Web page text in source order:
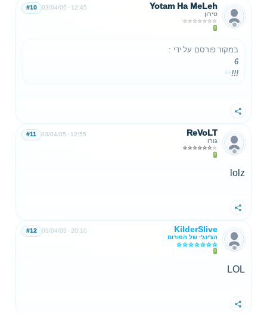
Yotam Ha MeLeh
טירון
03/04/05 12:45
#10
במקור פורסם על ידי :
6
!!!
שתף
ReVoLT
גורו
03/04/05 12:55
#11
lolz
שתף
KilderSlive
הג'ינג'י של הפורום
03/04/05 20:10
#12
LOL
שתף